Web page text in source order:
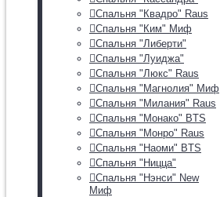
Спальня "Квадро" Raus
Спальня "Ким" Миф
Спальня "Либерти"
Спальня "Луиджа"
Спальня "Люкс" Raus
Спальня "Магнолия" Миф
Спальня "Милания" Raus
Спальня "Монако" BTS
Спальня "Монро" Raus
Спальня "Наоми" BTS
Спальня "Ницца"
Спальня "Нэнси" New
Миф